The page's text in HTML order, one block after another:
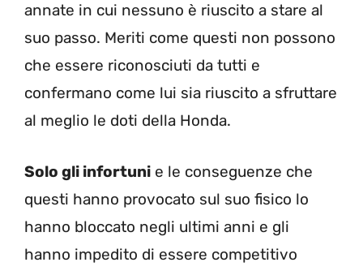
annate in cui nessuno è riuscito a stare al
suo passo. Meriti come questi non possono
che essere riconosciuti da tutti e
confermano come lui sia riuscito a sfruttare
al meglio le doti della Honda.
Solo gli infortuni e le conseguenze che
questi hanno provocato sul suo fisico lo
hanno bloccato negli ultimi anni e gli
hanno impedito di essere competitivo